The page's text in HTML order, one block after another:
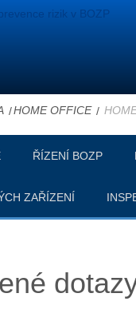
HOME OFFICE
ŘÍZENÍ BOZP
ZAŘÍZENÍ